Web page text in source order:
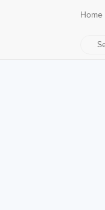
Home